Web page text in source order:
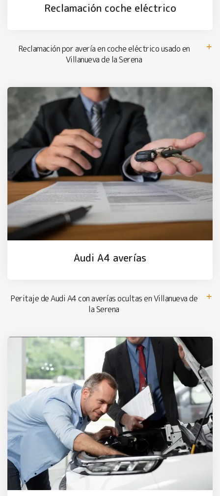
Reclamación coche eléctrico
Reclamación por avería en coche eléctrico usado en
Villanueva de la Serena
Audi A4 averías
Peritaje de Audi A4 con averías ocultas en Villanueva de
la Serena